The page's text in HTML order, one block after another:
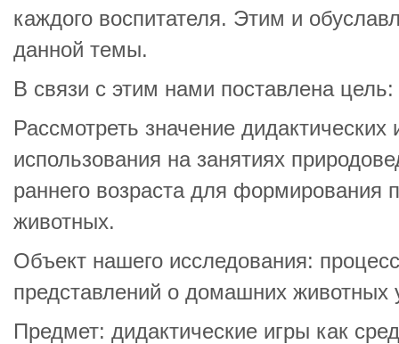
каждого воспитателя. Этим и
данной темы.
В связи с этим нами поставлена цель:
Рассмотреть значение дидактических
использования на занятиях
раннего возраста для формирования
животных.
Объект нашего исследования:
представлений о домашних животных
Предмет: дидактические игры как